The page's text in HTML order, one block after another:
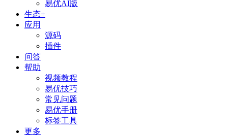
易优AI版
生态+
应用
源码
插件
问答
帮助
视频教程
易优技巧
常见问题
易优手册
标签工具
更多